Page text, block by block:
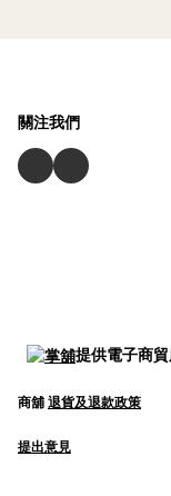
關注我們
提供電子商
商舖 退貨及退款政策
提出意見